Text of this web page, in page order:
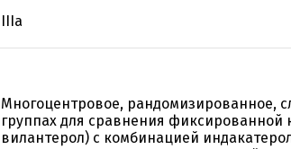
IIIa
Многоцентровое, рандомизированное,
группах для сравнения
вилантерол) с комбинацией